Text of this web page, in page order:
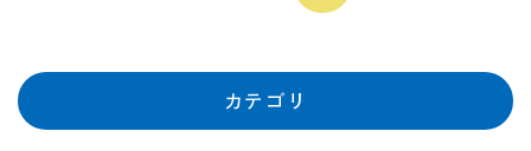
カテゴリ